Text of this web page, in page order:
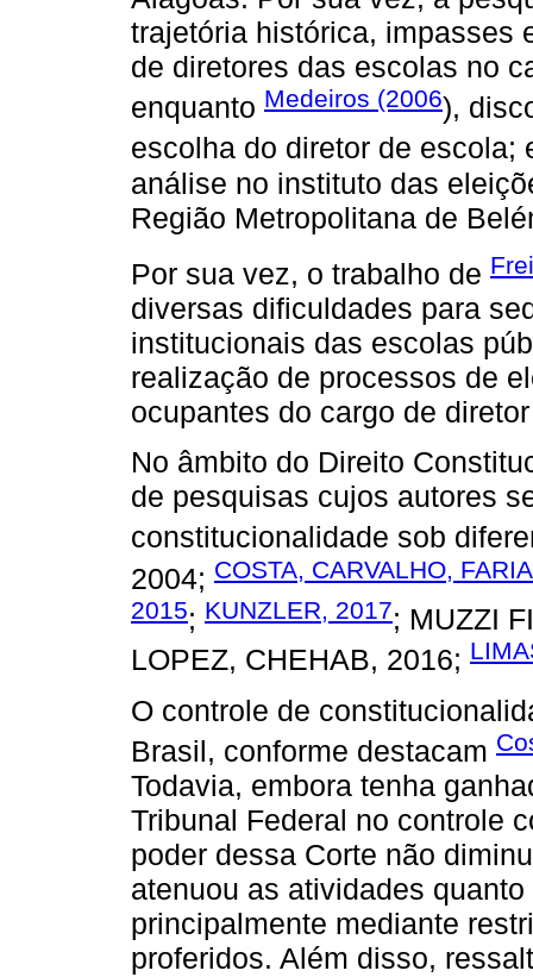
trajetória histórica, impasses
de diretores das escolas no
enquanto Medeiros (2006),
escolha do diretor de escola;
análise no instituto das
Região Metropolitana de
Por sua vez, o trabalho de
diversas dificuldades para
institucionais das escolas
realização de processos de
ocupantes do cargo de
No âmbito do Direito
de pesquisas cujos autores
constitucionalidade sob
2004; COSTA, CARVALHO,
2015; KUNZLER, 2017; MUZZI
LOPEZ, CHEHAB, 2016;
O controle de
Brasil, conforme destacam
Todavia, embora tenha
Tribunal Federal no controle
poder dessa Corte não
atenuou as atividades
principalmente mediante
proferidos. Além disso,